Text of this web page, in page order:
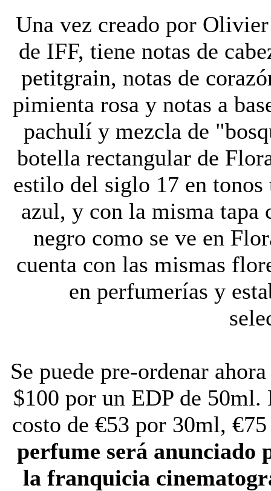
Una vez creado por
de IFF, tiene notas de
petitgrain, notas de
pimienta rosa y notas a
pachulí y mezcla de
botella rectangular de
estilo del siglo 17 en
azul, y con la misma tapa
negro como se ve en
cuenta con las mismas
en perfumerías y
Se puede pre-ordenar
$100 por un EDP de
costo de €53 por 30ml,
perfume será
la franquicia